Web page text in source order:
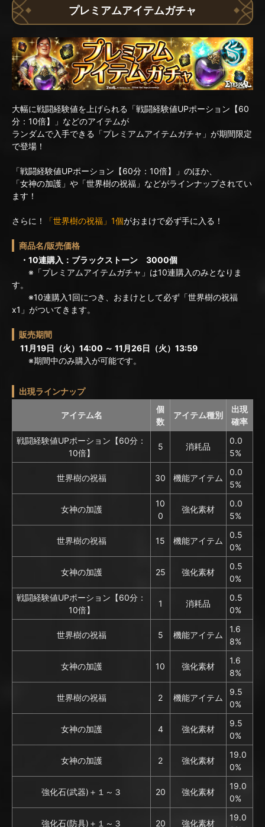
プレミアムアイテムガチャ
大幅に戦闘経験値を上げられる「戦闘経験値UPポーション【60
分：10倍】」などのアイテムが
ランダムで入手できる「プレミアムアイテムガチャ」が期間限定
で登場！
「戦闘経験値UPポーション【60分：10倍】」のほか、
「女神の加護」や「世界樹の祝福」などがラインナップされてい
ます！
さらに！ 「世界樹の祝福」1個がおまけで必ず手に入る！
商品名/販売価格
・10連購入：ブラックストーン 3000個
※「プレミアムアイテムガチャ」は10連購入のみとなりま
す。
※10連購入1回につき、おまけとして必ず「世界樹の祝福
x1」がついてきます。
販売期間
11月19日（火）14:00 ～ 11月26日（火）13:59
※期間中のみ購入が可能です。
出現ラインナップ
アイテム名
個
数
アイテム種別
出現
確率
戦闘経験値UPポーション【60分：
10倍】
5 消耗品
0.0
5%
世界樹の祝福 30 機能アイテム
0.0
5%
女神の加護
10
0
強化素材
0.0
5%
世界樹の祝福 15 機能アイテム
0.5
0%
女神の加護 25 強化素材
0.5
0%
戦闘経験値UPポーション【60分：
10倍】
1 消耗品
0.5
0%
世界樹の祝福 5 機能アイテム
1.6
8%
女神の加護 10 強化素材
1.6
8%
世界樹の祝福 2 機能アイテム
9.5
0%
女神の加護 4 強化素材
9.5
0%
女神の加護 2 強化素材
19.0
0%
強化石(武器)＋１～３ 20 強化素材
19.0
0%
強化石(防具)＋１～３ 20 強化素材
19.0